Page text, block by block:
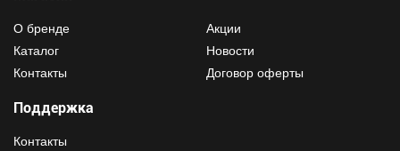
О бренде
Каталог
Контакты
Акции
Новости
Договор оферты
Поддержка
Контакты